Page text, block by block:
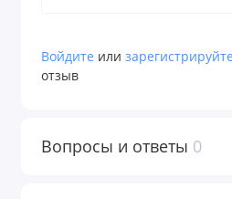
Войдите или
отзыв
Вопросы и ответы 0